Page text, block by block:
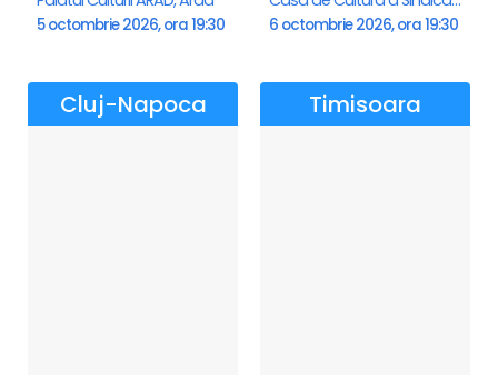
5 octombrie 2026, ora 19:30 6 octombrie 2026, ora 19:30
Cluj-Napoca Timisoara